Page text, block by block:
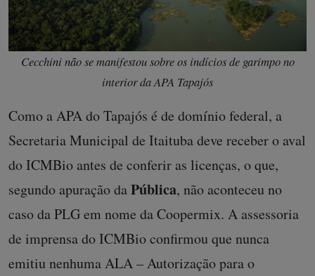
Cecchini não se manifestou sobre os indícios de garimpo no
interior da APA Tapajós
Como a APA do Tapajós é de domínio federal, a
Secretaria Municipal de Itaituba deve receber o aval
do ICMBio antes de conferir as licenças, o que,
segundo apuração daPública, não aconteceu no
caso da PLG em nome da Coopermix. A assessoria
de imprensa do ICMBio confirmou que nunca
emitiu nenhuma ALA – Autorização para o